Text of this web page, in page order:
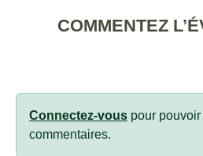
COMMENTEZ
Connectez-vous pour
commentaires.